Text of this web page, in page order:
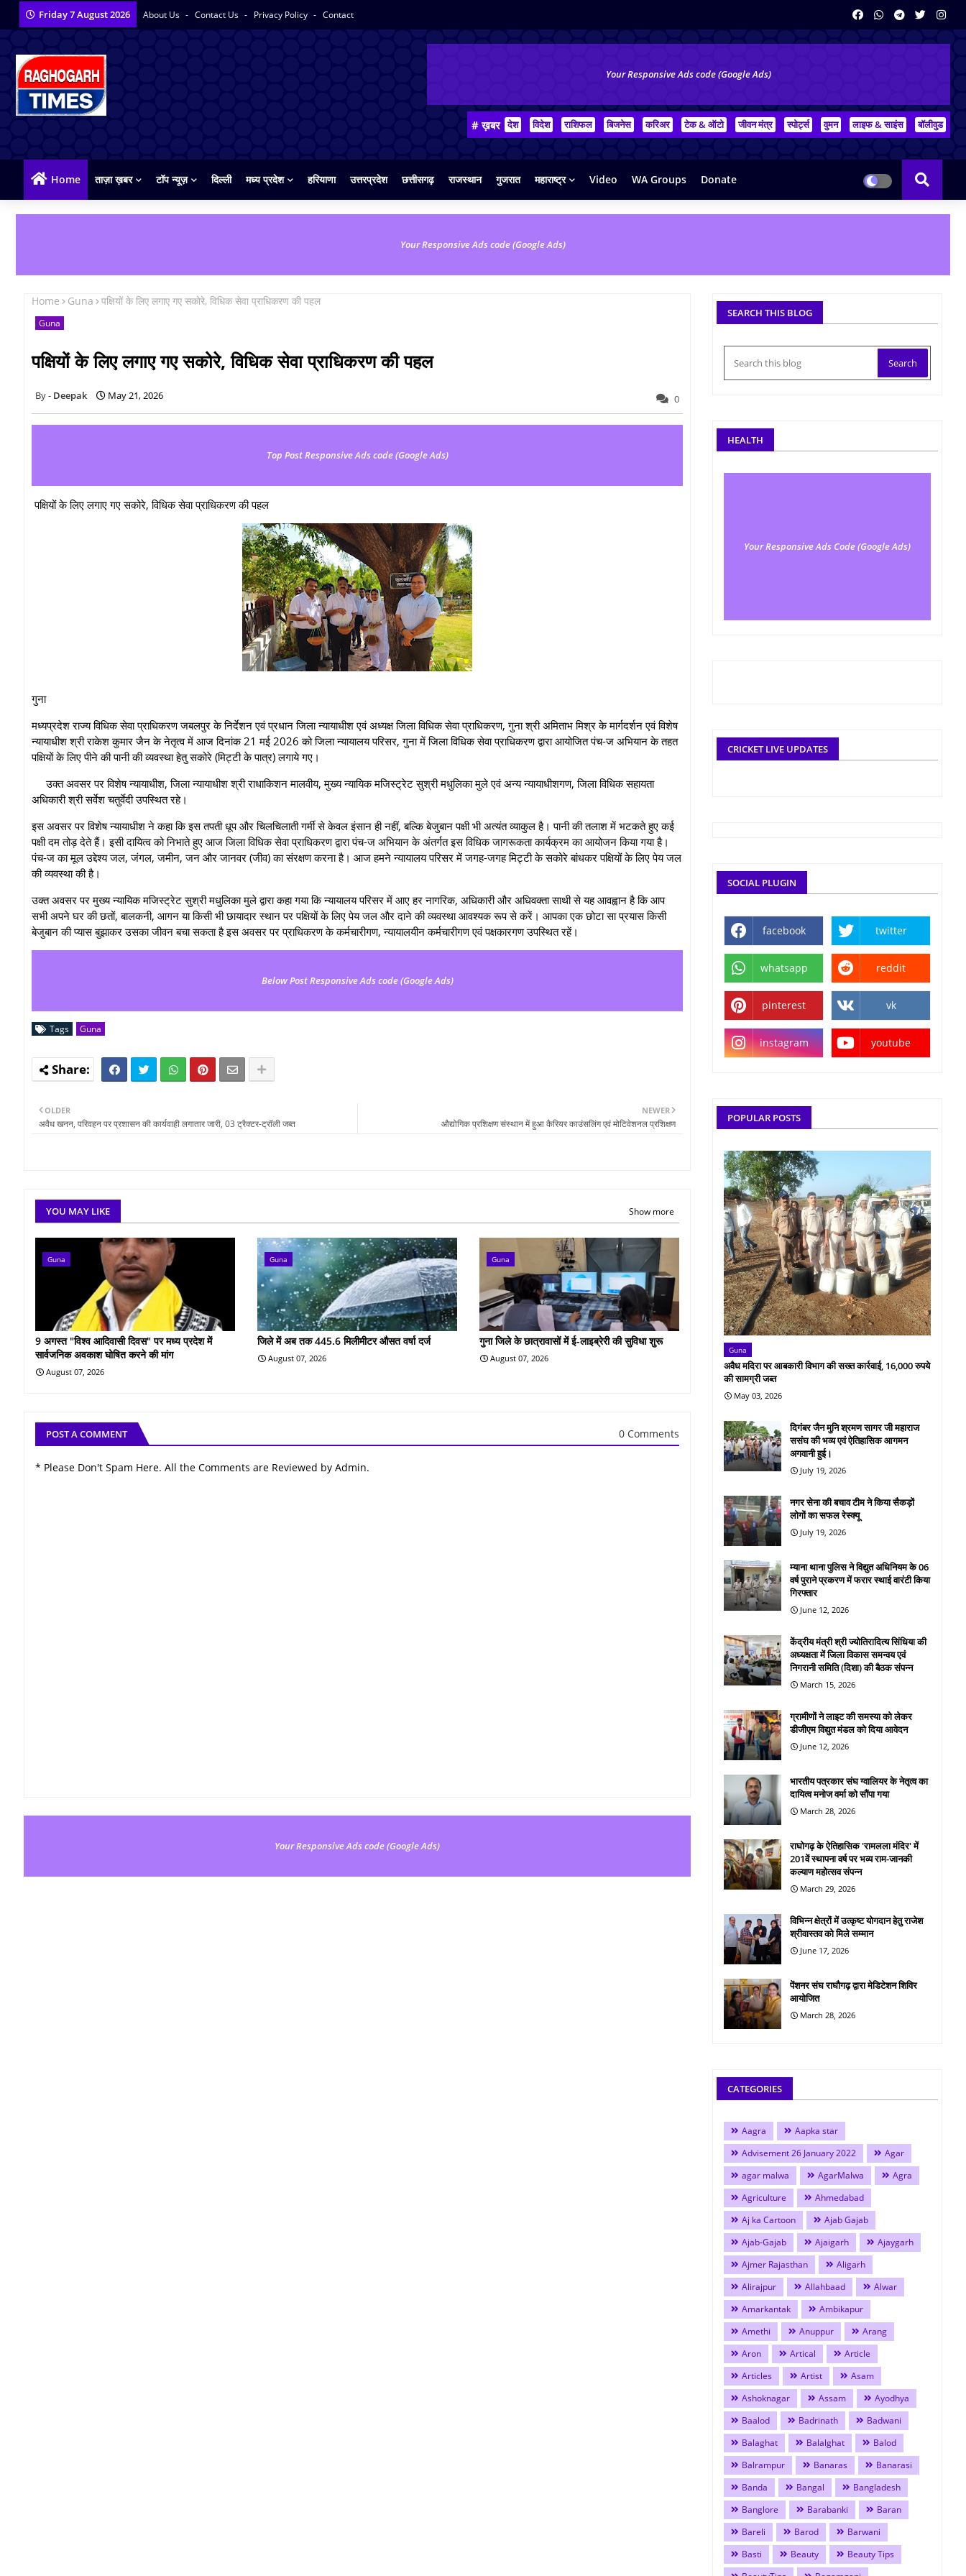
Friday 7 August 2026 About Us Contact Us Privacy Policy Contact
Your Responsive Ads code (Google Ads)
# ख़बर देश विदेश राशिफल बिजनेस करिअर टेक & ऑटो जीवन मंत्र स्पोर्ट्स वुमन लाइफ & साइंस बॉलीवुड
Home ताज़ा ख़बर टॉप न्यूज़ दिल्ली मध्य प्रदेश हरियाणा उत्तरप्रदेश छत्तीसगढ़ राजस्थान गुजरात महाराष्ट्र Video WA Groups Donate
Your Responsive Ads code (Google Ads)
Home Guna पक्षियों के लिए लगाए गए सकोरे, विधिक सेवा प्राधिकरण की पहल
Guna
पक्षियों के लिए लगाए गए सकोरे, विधिक सेवा प्राधिकरण की पहल
Deepak May 21, 2026 0
Top Post Responsive Ads code (Google Ads)
पक्षियों के लिए लगाए गए सकोरे, विधिक सेवा प्राधिकरण की पहल
गुना
मध्यप्रदेश राज्य विधिक सेवा प्राधिकरण जबलपुर के निर्देशन एवं प्रधान जिला न्यायाधीश एवं अध्यक्ष जिला विधिक सेवा प्राधिकरण, गुना श्री अमिताभ मिश्र के मार्गदर्शन एवं विशेष
न्यायाधीश श्री राकेश कुमार जैन के नेतृत्व में आज दिनांक 21 मई 2026 को जिला न्यायालय परिसर, गुना में जिला विधिक सेवा प्राधिकरण द्वारा आयोजित पंच-ज अभियान के तहत
पक्षियों के लिए पीने की पानी की व्यवस्था हेतु सकोरे (मिट्टी के पात्र) लगाये गए।
उक्त अवसर पर विशेष न्यायाधीश, जिला न्यायाधीश श्री राधाकिशन मालवीय, मुख्य न्यायिक मजिस्ट्रेट सुश्री मधुलिका मुले एवं अन्य न्यायाधीशगण, जिला विधिक सहायता
अधिकारी श्री सर्वेश चतुर्वेदी उपस्थित रहे।
इस अवसर पर विशेष न्यायाधीश ने कहा कि इस तपती धूप और चिलचिलाती गर्मी से केवल इंसान ही नहीं, बल्कि बेजुबान पक्षी भी अत्यंत व्याकुल है। पानी की तलाश में भटकते हुए कई
पक्षी दम तोड़ देते हैं। इसी दायित्व को निभाते हुए आज जिला विधिक सेवा प्राधिकरण द्वारा पंच-ज अभियान के अंतर्गत इस विधिक जागरूकता कार्यक्रम का आयोजन किया गया है।
पंच-ज का मूल उद्देश्य जल, जंगल, जमीन, जन और जानवर (जीव) का संरक्षण करना है। आज हमने न्यायालय परिसर में जगह-जगह मिट्टी के सकोरे बांधकर पक्षियों के लिए पेय जल
की व्यवस्था की है।
उक्त अवसर पर मुख्य न्यायिक मजिस्ट्रेट सुश्री मधुलिका मुले द्वारा कहा गया कि न्यायालय परिसर में आए हर नागरिक, अधिकारी और अधिवक्ता साथी से यह आवह्वान है कि आप
सभी अपने घर की छतों, बालकनी, आगन या किसी भी छायादार स्थान पर पक्षियों के लिए पेय जल और दाने की व्यवस्था आवश्यक रूप से करें। आपका एक छोटा सा प्रयास किसी
बेजुबान की प्यास बुझाकर उसका जीवन बचा सकता है इस अवसर पर प्राधिकरण के कर्मचारीगण, न्यायालयीन कर्मचारीगण एवं पक्षकारगण उपस्थित रहें।
Below Post Responsive Ads code (Google Ads)
Tags Guna
NEWER
औद्योगिक प्रशिक्षण संस्थान में हुआ कैरियर काउंसलिंग एवं मोटिवेशनल प्रशिक्षण
OLDER
अवैध खनन, परिवहन पर प्रशासन की कार्यवाही लगातार जारी, 03 ट्रैक्टर-ट्रॉली जब्‍त
YOU MAY LIKE Show more
Guna
9 अगस्त "विश्व आदिवासी दिवस" पर मध्य प्रदेश में
सार्वजनिक अवकाश घोषित करने की मांग
August 07, 2026
Guna
जिले में अब तक 445.6 मिलीमीटर औसत वर्षा दर्ज
August 07, 2026
Guna
गुना जिले के छात्रावासों में ई-लाइब्रेरी की सुविधा शुरू
August 07, 2026
POST A COMMENT 0 Comments
* Please Don't Spam Here. All the Comments are Reviewed by Admin.
Your Responsive Ads code (Google Ads)
SEARCH THIS BLOG
HEALTH
Your Responsive Ads Code (Google Ads)
CRICKET LIVE UPDATES
SOCIAL PLUGIN
facebook twitter
whatsapp reddit
pinterest vk
instagram youtube
POPULAR POSTS
Guna
अवैध मदिरा पर आबकारी विभाग की सख्त कार्रवाई, 16,000 रुपये
की सामग्री जब्त
May 03, 2026
दिगंबर जैन मुनि श्रमण सागर जी महाराज
ससंघ की भव्य एवं ऐतिहासिक आगमन
अगवानी हुई।
July 19, 2026
नगर सेना की बचाव टीम ने किया सैकड़ों
लोगों का सफल रेस्क्यू
July 19, 2026
म्याना थाना पुलिस ने विद्युत अधिनियम के 06
वर्ष पुराने प्रकरण में फरार स्थाई वारंटी किया
गिरफ्तार
June 12, 2026
केंद्रीय मंत्री श्री ज्योतिरादित्य सिंधिया की
अध्यक्षता में जिला विकास समन्वय एवं
निगरानी समिति (दिशा) की बैठक संपन्न
March 15, 2026
ग्रामीणों ने लाइट की समस्या को लेकर
डीजीएम विद्युत मंडल को दिया आवेदन
June 12, 2026
भारतीय पत्रकार संघ ग्वालियर के नेतृत्व का
दायित्व मनोज वर्मा को सौंपा गया
March 28, 2026
राघोगढ़ के ऐतिहासिक 'रामलला मंदिर' में
201वें स्थापना वर्ष पर भव्य राम-जानकी
कल्याण महोत्सव संपन्न
March 29, 2026
विभिन्न क्षेत्रों में उत्कृष्ट योगदान हेतु राजेश
श्रीवास्तव को मिले सम्मान
June 17, 2026
पेंशनर संघ राघौगढ़ द्वारा मेडिटेशन शिविर
आयोजित
March 28, 2026
CATEGORIES
Aagra
Aapka star
Advisement 26 January 2022
Agar
agar malwa
AgarMalwa
Agra
Agriculture
Ahmedabad
Aj ka Cartoon
Ajab Gajab
Ajab-Gajab
Ajaigarh
Ajaygarh
Ajmer Rajasthan
Aligarh
Alirajpur
Allahbaad
Alwar
Amarkantak
Ambikapur
Amethi
Anuppur
Arang
Aron
Artical
Article
Articles
Artist
Asam
Ashoknagar
Assam
Ayodhya
Baalod
Badrinath
Badwani
Balaghat
Balalghat
Balod
Balrampur
Banaras
Banarasi
Banda
Bangal
Bangladesh
Banglore
Barabanki
Baran
Bareli
Barod
Barwani
Basti
Beauty
Beauty Tips